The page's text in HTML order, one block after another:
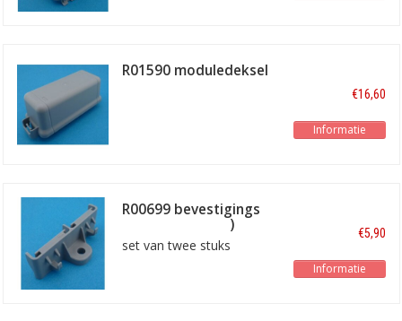
R01590 moduledeksel
€16,60
Informatie
R00699 bevestigings
oren (2 modules)
set van twee stuks
€5,90
Informatie